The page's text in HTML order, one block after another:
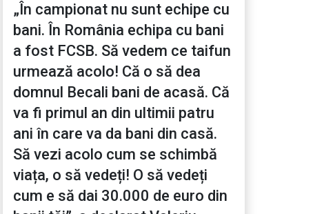
„În campionat nu sunt echipe cu
bani. În România echipa cu bani
a fost FCSB. Să vedem ce taifun
urmează acolo! Că o să dea
domnul Becali bani de acasă. Că
va fi primul an din ultimii patru
ani în care va da bani din casă.
Să vezi acolo cum se schimbă
viața, o să vedeți! O să vedeți
cum e să dai 30.000 de euro din